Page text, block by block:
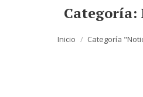
Categoría:
Inicio Categoría